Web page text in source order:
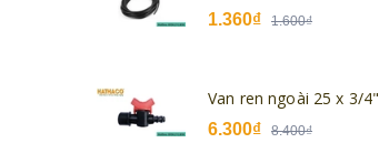
1.360₫ 1.600₫
Van ren ngoài 25 x 3/4"
6.300₫ 8.400₫